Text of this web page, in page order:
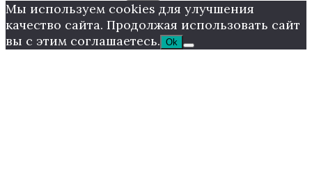
Мы используем cookies для улучшения
качество сайта. Продолжая использовать сайт
вы с этим соглашаетесь. Ok